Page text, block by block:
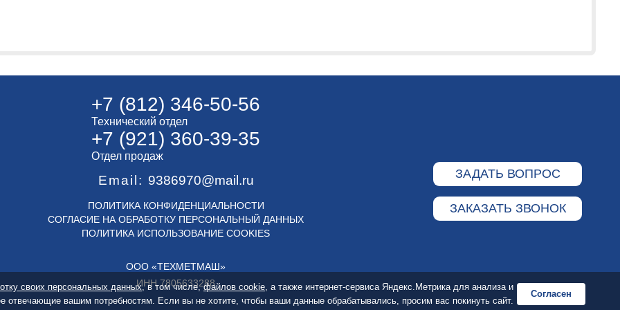
+7 (812) 346-50-56
Технический отдел
+7 (921) 360-39-35
Отдел продаж
Email: 9386970@mail.ru
ПОЛИТИКА КОНФИДЕНЦИАЛЬНОСТИ
СОГЛАСИЕ НА ОБРАБОТКУ ПЕРСОНАЛЬНЫЙ ДАННЫХ
ПОЛИТИКА ИСПОЛЬЗОВАНИЕ COOKIES
ООО «ТЕХМЕТМАШ»
ИНН 7805633288
ЗАДАТЬ ВОПРОС
ЗАКАЗАТЬ ЗВОНОК
своих персональных данных, в том числе,файлов cookie, а также интернет-сервиса Яндекс.Метрика для анализа и
отвечающие вашим потребностям. Если вы не хотите, чтобы ваши данные обрабатывались, просим вас покинуть сайт.
Согласен